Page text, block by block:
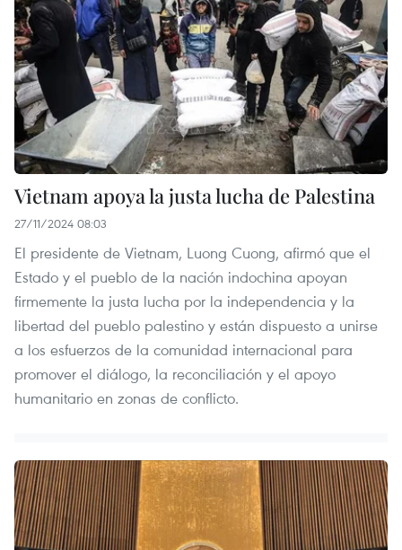
Vietnam apoya la justa lucha de Palestina
27/11/2024 08:03
El presidente de Vietnam, Luong Cuong, afirmó que el
Estado y el pueblo de la nación indochina apoyan
firmemente la justa lucha por la independencia y la
libertad del pueblo palestino y están dispuesto a unirse
a los esfuerzos de la comunidad internacional para
promover el diálogo, la reconciliación y el apoyo
humanitario en zonas de conflicto.